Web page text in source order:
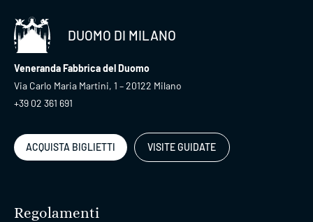
DUOMO DI MILANO
Veneranda Fabbrica del Duomo
Via Carlo Maria Martini, 1 – 20122 Milano
+39 02 361 691
ACQUISTA BIGLIETTI VISITE GUIDATE
Regolamenti